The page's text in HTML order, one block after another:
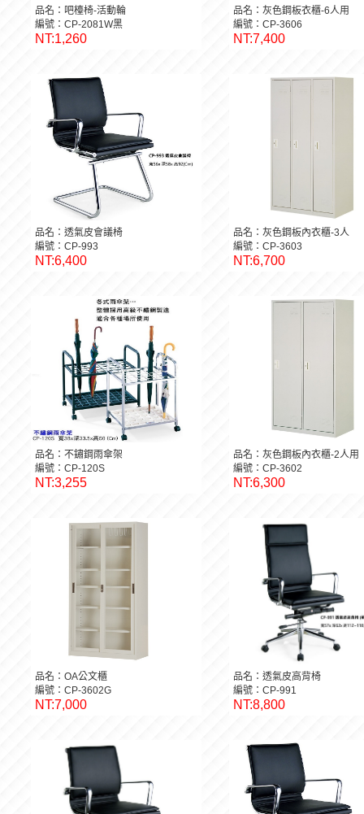
品名：吧檯椅-活動輪
編號：CP-2081W黑
NT:1,260
品名：灰色鋼板衣櫃-6人用
編號：CP-3606
NT:7,400
品名：透氣皮會議椅
編號：CP-993
NT:6,400
品名：灰色鋼板內衣櫃-3人
編號：CP-3603
NT:6,700
品名：不鏽鋼雨傘架
編號：CP-120S
NT:3,255
品名：灰色鋼板內衣櫃-2人用
編號：CP-3602
NT:6,300
品名：OA公文櫃
編號：CP-3602G
NT:7,000
品名：透氣皮高背椅
編號：CP-991
NT:8,800